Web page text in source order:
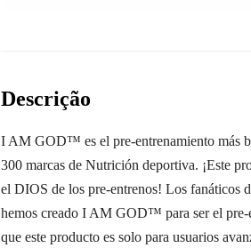
Descrição
I AM GOD™ es el pre-entrenamiento más
300 marcas de Nutrición deportiva. ¡Este
el DIOS de los pre-entrenos! Los fanáticos
hemos creado I AM GOD™ para ser el pre-
que este producto es solo para usuarios